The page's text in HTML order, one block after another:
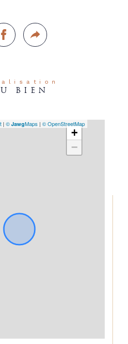
BIEN
+
−
| © JawgMaps | © OpenStreetMap